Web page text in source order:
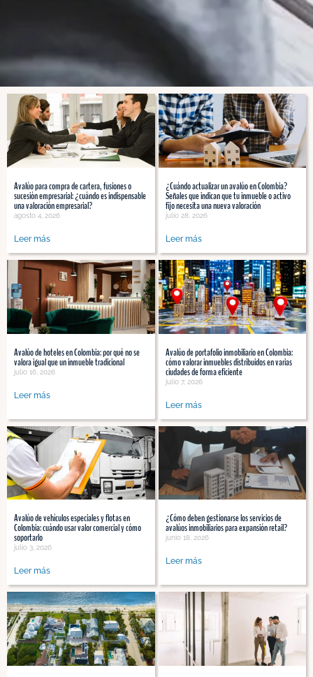
Avalúo para compra de cartera, fusiones o
sucesión empresarial: ¿cuándo es indispensable
una valoración empresarial?
agosto 4, 2026
Leer más
¿Cuándo actualizar un avalúo en Colombia?
Señales que indican que tu inmueble o activo
fijo necesita una nueva valoración
julio 28, 2026
Leer más
Avalúo de hoteles en Colombia: por qué no se
valora igual que un inmueble tradicional
julio 16, 2026
Leer más
Avalúo de portafolio inmobiliario en Colombia:
cómo valorar inmuebles distribuidos en varias
ciudades de forma eficiente
julio 7, 2026
Leer más
Avalúo de vehículos especiales y flotas en
Colombia: cuándo usar valor comercial y cómo
soportarlo
julio 3, 2026
Leer más
¿Cómo deben gestionarse los servicios de
avalúos inmobiliarios para expansión retail?
junio 18, 2026
Leer más